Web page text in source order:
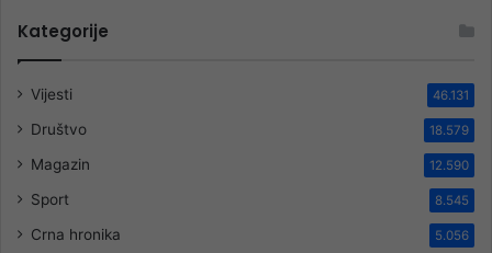
Kategorije
Vijesti 46.131
Društvo 18.579
Magazin 12.590
Sport 8.545
Crna hronika 5.056